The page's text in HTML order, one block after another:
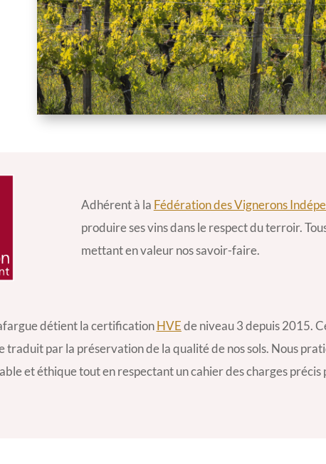
Adhérent à la Fédération des Vignerons
produire ses vins dans le respect du terroir.
mettant en valeur nos savoir-faire.
détient la certificationHVEde niveau 3 depuis 2015.
traduit par la préservation de la qualité de nos sols. Nous
et éthique tout en respectant un cahier des charges précis